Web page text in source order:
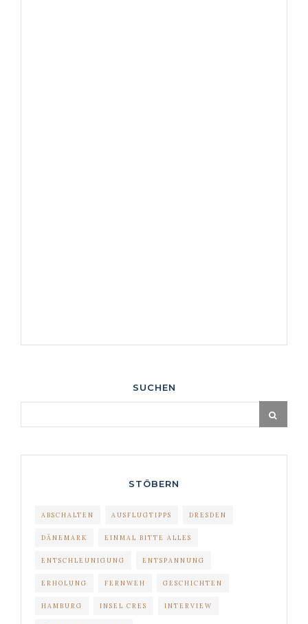
SUCHEN
STÖBERN
ABSCHALTEN AUSFLUGTIPPS DRESDEN
DÄNEMARK EINMAL BITTE ALLES
ENTSCHLEUNIGUNG ENTSPANNUNG
ERHOLUNG FERNWEH GESCHICHTEN
HAMBURG INSEL CRES INTERVIEW